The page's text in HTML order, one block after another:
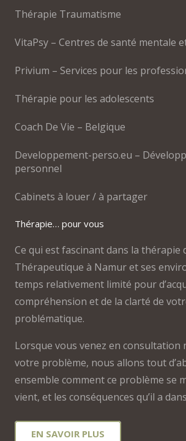
Thérapie Traumatisme
VitaPsy – Centres de santé mentale
Privium – Services pour les
Thérapie pour les adolescents
Coach De Vie – Belgique
Developpement-perso.eu –
personnel
Cabinets à louer / à partager
Thérapie… pour vous
Ce qui est fascinant dans la thérapie
Thérapeutique à Namur et ses
temps relativement limité pour
compréhension et de la clarté de
problématique.
Lorsque vous venez en consultation
votre problème, nous allons tout
ensemble comment ce problème se
vient, et les conséquences qu’il a
EN SAVOIR PLUS